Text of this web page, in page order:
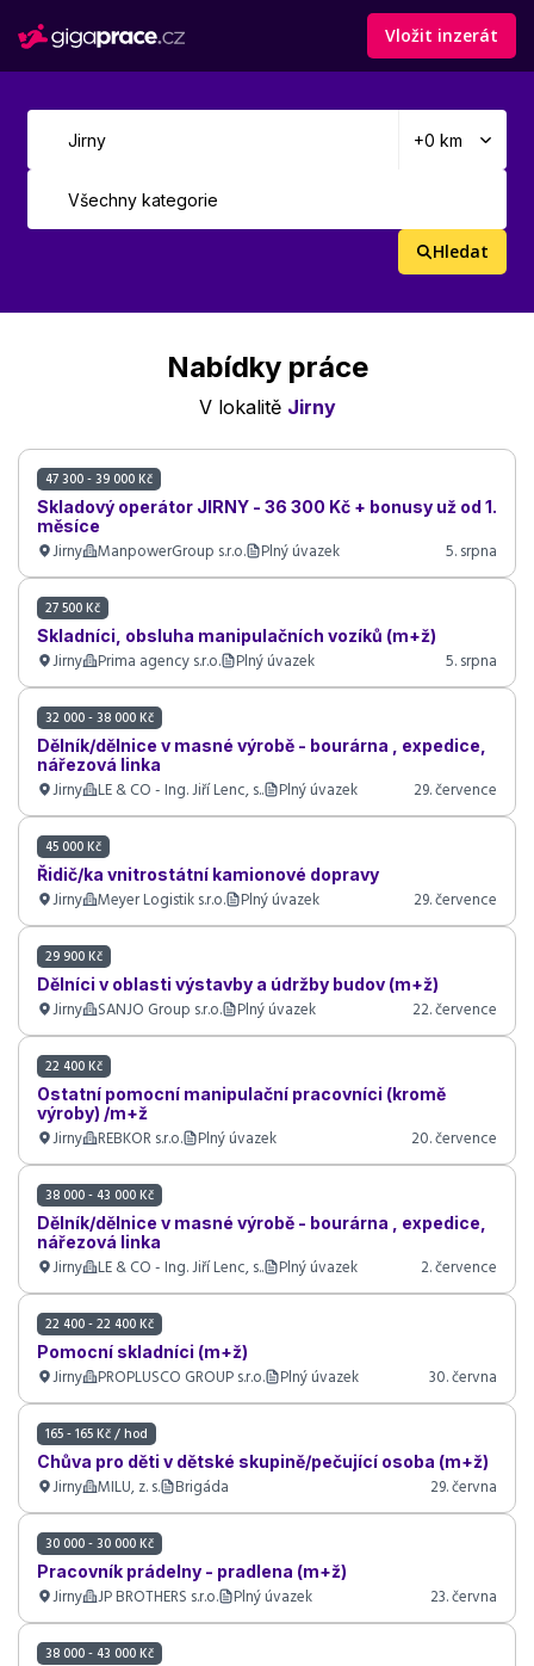
Vložit inzerát
Hledat
Nabídky práce
V lokalitě Jirny
47 300 - 39 000 Kč
Skladový operátor JIRNY - 36 300 Kč + bonusy už od 1.
měsíce
Jirny ManpowerGroup s.r.o. Plný úvazek 5. srpna
27 500 Kč
Skladníci, obsluha manipulačních vozíků (m+ž)
Jirny Prima agency s.r.o. Plný úvazek 5. srpna
32 000 - 38 000 Kč
Dělník/dělnice v masné výrobě - bourárna , expedice,
nářezová linka
Jirny LE & CO - Ing. Jiří Lenc, s.. Plný úvazek 29. července
45 000 Kč
Řidič/ka vnitrostátní kamionové dopravy
Jirny Meyer Logistik s.r.o. Plný úvazek 29. července
29 900 Kč
Dělníci v oblasti výstavby a údržby budov (m+ž)
Jirny SANJO Group s.r.o. Plný úvazek 22. července
22 400 Kč
Ostatní pomocní manipulační pracovníci (kromě
výroby) /m+ž
Jirny REBKOR s.r.o. Plný úvazek 20. července
38 000 - 43 000 Kč
Dělník/dělnice v masné výrobě - bourárna , expedice,
nářezová linka
Jirny LE & CO - Ing. Jiří Lenc, s.. Plný úvazek 2. července
22 400 - 22 400 Kč
Pomocní skladníci (m+ž)
Jirny PROPLUSCO GROUP s.r.o. Plný úvazek 30. června
165 - 165 Kč / hod
Chůva pro děti v dětské skupině/pečující osoba (m+ž)
Jirny MILU, z. s. Brigáda 29. června
30 000 - 30 000 Kč
Pracovník prádelny - pradlena (m+ž)
Jirny JP BROTHERS s.r.o. Plný úvazek 23. června
38 000 - 43 000 Kč